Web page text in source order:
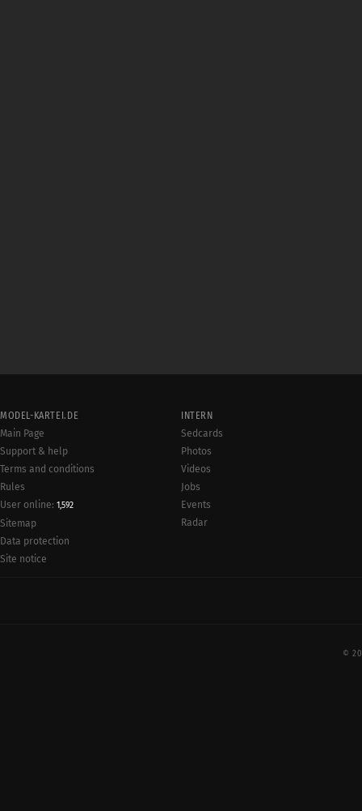
MODEL-KARTEI.DE
Main Page
Support & help
Terms and conditions
Rules
User online: 1,592
Sitemap
Data protection
Site notice
INTERN
Sedcards
Photos
Videos
Jobs
Events
Radar
©